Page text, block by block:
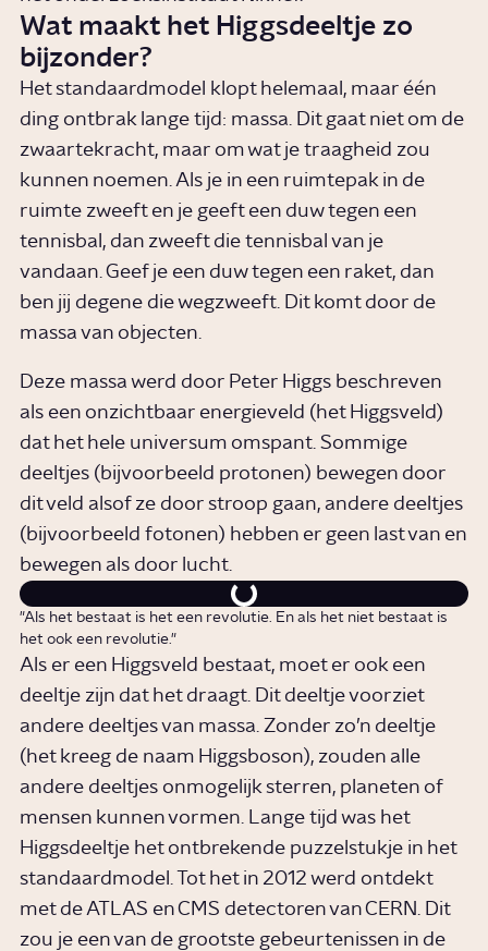
Wat maakt het Higgsdeeltje zo
bijzonder?
Het standaardmodel klopt helemaal, maar één
ding ontbrak lange tijd: massa. Dit gaat niet om de
zwaartekracht, maar om wat je traagheid zou
kunnen noemen. Als je in een ruimtepak in de
ruimte zweeft en je geeft een duw tegen een
tennisbal, dan zweeft die tennisbal van je
vandaan. Geef je een duw tegen een raket, dan
ben jij degene die wegzweeft. Dit komt door de
massa van objecten.
Deze massa werd door Peter Higgs beschreven
als een onzichtbaar energieveld (het Higgsveld)
dat het hele universum omspant. Sommige
deeltjes (bijvoorbeeld protonen) bewegen door
dit veld alsof ze door stroop gaan, andere deeltjes
(bijvoorbeeld fotonen) hebben er geen last van en
bewegen als door lucht.
"Als het bestaat is het een revolutie. En als het niet bestaat is
het ook een revolutie."
Als er een Higgsveld bestaat, moet er ook een
deeltje zijn dat het draagt. Dit deeltje voorziet
andere deeltjes van massa. Zonder zo’n deeltje
(het kreeg de naam Higgsboson), zouden alle
andere deeltjes onmogelijk sterren, planeten of
mensen kunnen vormen. Lange tijd was het
Higgsdeeltje het ontbrekende puzzelstukje in het
standaardmodel. Tot het in 2012 werd ontdekt
met de ATLAS en CMS detectoren van CERN. Dit
zou je een van de grootste gebeurtenissen in de